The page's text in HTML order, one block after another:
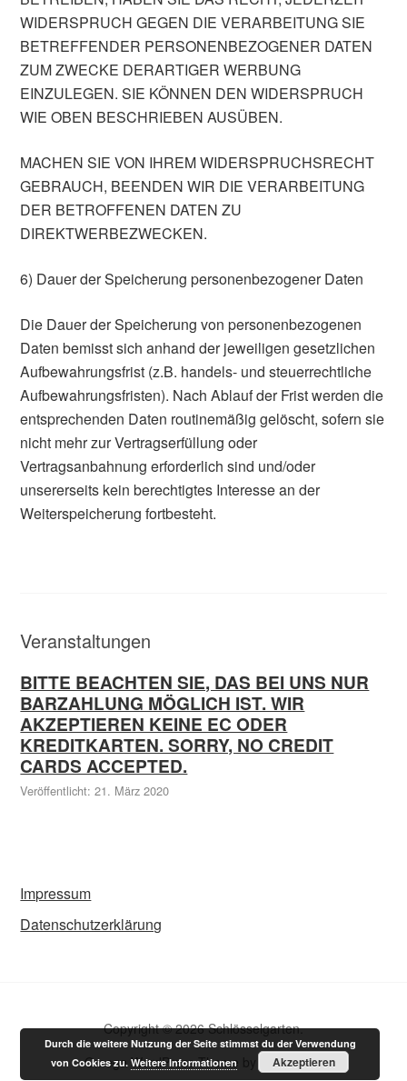
WIDERSPRUCH GEGEN DIE VERARBEITUNG SIE
BETREFFENDER PERSONENBEZOGENER DATEN
ZUM ZWECKE DERARTIGER WERBUNG
EINZULEGEN. SIE KÖNNEN DEN WIDERSPRUCH
WIE OBEN BESCHRIEBEN AUSÜBEN.
MACHEN SIE VON IHREM WIDERSPRUCHSRECHT
GEBRAUCH, BEENDEN WIR DIE VERARBEITUNG
DER BETROFFENEN DATEN ZU
DIREKTWERBEZWECKEN.
6) Dauer der Speicherung personenbezogener Daten
Die Dauer der Speicherung von personenbezogenen
Daten bemisst sich anhand der jeweiligen gesetzlichen
Aufbewahrungsfrist (z.B. handels- und steuerrechtliche
Aufbewahrungsfristen). Nach Ablauf der Frist werden die
entsprechenden Daten routinemäßig gelöscht, sofern sie
nicht mehr zur Vertragserfüllung oder
Vertragsanbahnung erforderlich sind und/oder
unsererseits kein berechtigtes Interesse an der
Weiterspeicherung fortbesteht.
Veranstaltungen
BITTE BEACHTEN SIE, DAS BEI UNS NUR
BARZAHLUNG MÖGLICH IST. WIR
AKZEPTIEREN KEINE EC ODER
KREDITKARTEN. SORRY, NO CREDIT
CARDS ACCEPTED.
Veröffentlicht: 21. März 2020
Impressum
Datenschutzerklärung
Copyright © 2026 Schlösselgarten.
Omega WordPress Theme by
ThemeHall
Durch die weitere Nutzung der Seite stimmst du der Verwendung
von Cookies zu.Weitere Informationen Akzeptieren